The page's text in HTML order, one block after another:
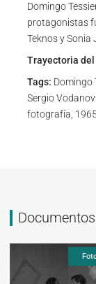
Domingo
protagonistas
Teknos y Sonia
Trayectoria del
Tags: Domingo
Sergio
fotografía, 1965